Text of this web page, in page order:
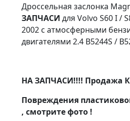
Дроссельная заслонка
ЗАПЧАСИ для Volvo S60 I /
2002 с атмосферными
двигателями 2.4 B5244S /
НА ЗАПЧАСИ!!!! Продажа
Повреждения
, смотрите фото !